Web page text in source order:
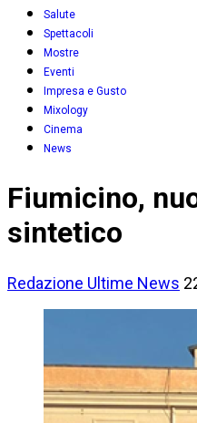
Salute
Spettacoli
Mostre
Eventi
Impresa e Gusto
Mixology
Cinema
News
Fiumicino,
sintetico
Redazione Ultime News